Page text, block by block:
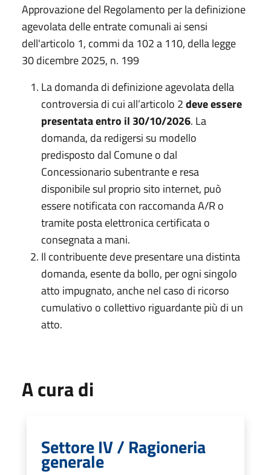
Approvazione del Regolamento per la definizione
agevolata delle entrate comunali ai sensi
dell'articolo 1, commi da 102 a 110, della legge
30 dicembre 2025, n. 199
La domanda di definizione agevolata della
controversia di cui all’articolo 2deve essere
presentata entro il 30/10/2026. La
domanda, da redigersi su modello
predisposto dal Comune o dal
Concessionario subentrante e resa
disponibile sul proprio sito internet, può
essere notificata con raccomanda A/R o
tramite posta elettronica certificata o
consegnata a mani.
Il contribuente deve presentare una distinta
domanda, esente da bollo, per ogni singolo
atto impugnato, anche nel caso di ricorso
cumulativo o collettivo riguardante più di un
atto.
A cura di
Settore IV / Ragioneria
generale